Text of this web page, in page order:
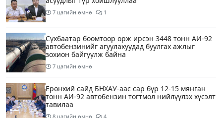
7 цагийн өмнө 1
Сүхбаатар боомтоор орж ирсэн 3448 тонн АИ-92
автобензинийг агуулахуудад буулгах ажлыг
зохион байгуулж байна
7 цагийн өмнө
Ерөнхий сайд БНХАУ-аас сар бүр 12-15 мянган
тонн АИ-92 автобензин тогтмол нийлүүлэх хүсэлт
тавилаа
8 цагийн өмнө 4